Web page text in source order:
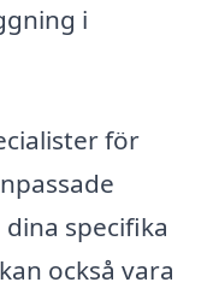
i
för
specifika
också vara